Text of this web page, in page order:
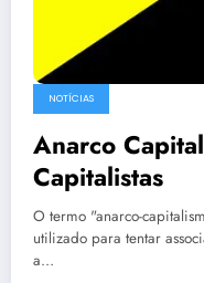
NOTÍCIAS
Anarco
Capitalistas
O termo "anarco-
utilizado para tentar
a…